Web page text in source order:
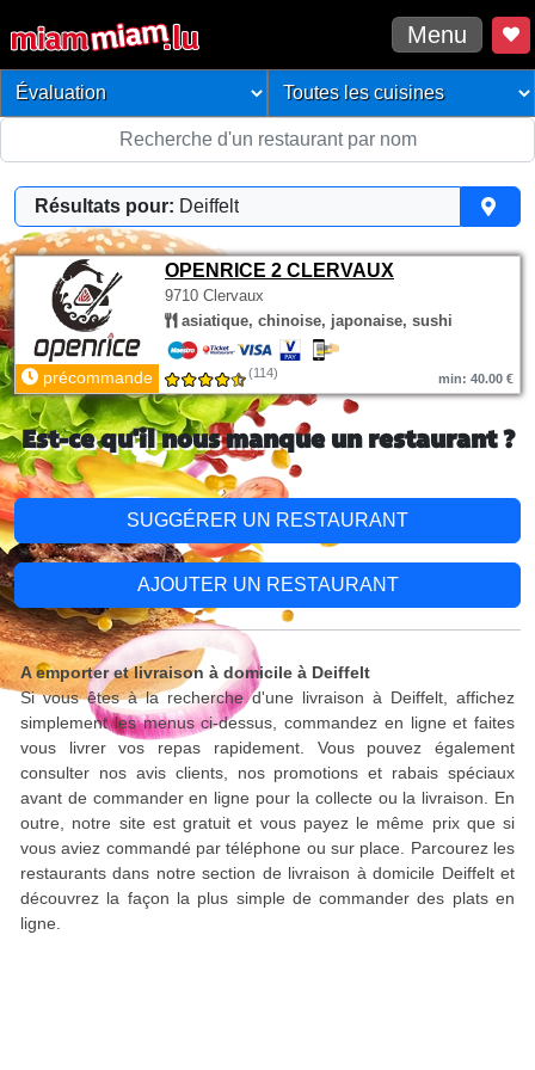
Menu
Résultats pour: Deiffelt
OPENRICE 2 CLERVAUX
9710 Clervaux
asiatique, chinoise, japonaise, sushi
précommande (114) min: 40.00 €
Est-ce qu'il nous manque un restaurant ?
SUGGÉRER UN RESTAURANT
AJOUTER UN RESTAURANT
A emporter et livraison à domicile à Deiffelt
Si vous êtes à la recherche d'une livraison à Deiffelt, affichez
simplement les menus ci-dessus, commandez en ligne et faites
vous livrer vos repas rapidement. Vous pouvez également
consulter nos avis clients, nos promotions et rabais spéciaux
avant de commander en ligne pour la collecte ou la livraison. En
outre, notre site est gratuit et vous payez le même prix que si
vous aviez commandé par téléphone ou sur place. Parcourez les
restaurants dans notre section de livraison à domicile Deiffelt et
découvrez la façon la plus simple de commander des plats en
ligne.